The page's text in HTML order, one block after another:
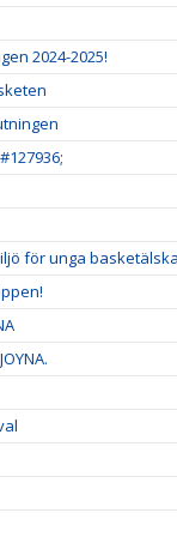
2024-2025!
för unga